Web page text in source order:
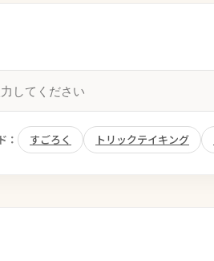
： すごろく トリックテイキング